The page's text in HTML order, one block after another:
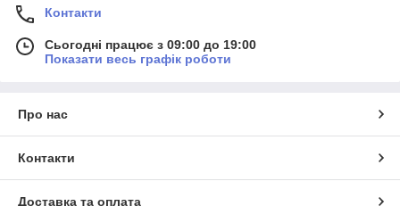
Контакти
Сьогодні працює з 09:00 до 19:00
Показати весь графік роботи
Про нас
Контакти
Доставка та оплата